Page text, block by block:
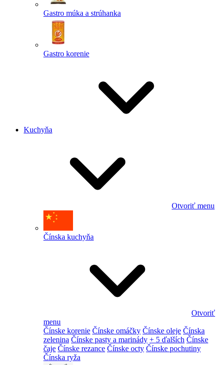
Gastro múka a strúhanka
Gastro korenie
Kuchyňa
Otvoriť menu
Čínska kuchyňa
Otvoriť
menu
Čínske korenie Čínske omáčky Čínske oleje Čínska
zelenina Čínske pasty a marinády + 5 ďalších Čínske
čaje Čínske rezance Čínske octy Čínske pochutiny
Čínska ryža